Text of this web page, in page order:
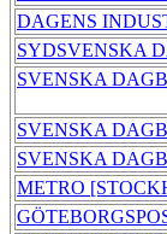
DAGENS
SYDSVENSKA
SVENSKA
SVENSKA
SVENSKA
METRO